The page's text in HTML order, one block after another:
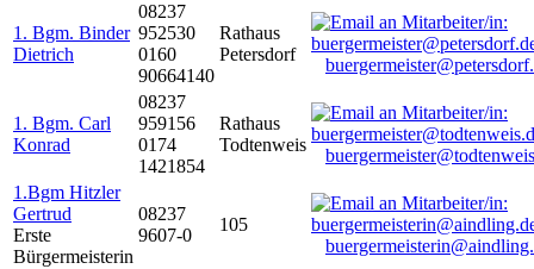
1. Bgm. Binder
Dietrich
08237
952530
0160
90664140
Rathaus
Petersdorf
1. Bgm. Carl
Konrad
08237
959156
0174
1421854
Rathaus
Todtenweis
1.Bgm Hitzler
Gertrud
Erste
Bürgermeisterin
08237
9607-0
105